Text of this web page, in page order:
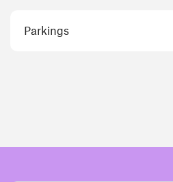
Parkings